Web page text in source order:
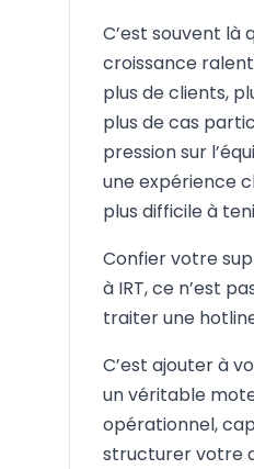
C’est souvent là
croissance
plus de clients,
plus de cas
pression sur
une expérience
plus difficile à
Confier votre
à IRT, ce n’est
traiter une
C’est ajouter à
un véritable
opérationnel,
structurer votre